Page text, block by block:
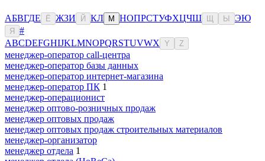
АБВГДЕ Ё ЖЗИ Й КЛ М НОПРСТУФХЦЧШ Ы ЭЮ
Я
#
ABCDEFGHIJKLMNOPQRSTUVWX Y Z
менеджер-оператор call-центра
менеджер-оператор базы данных
менеджер-оператор интернет-магазина
менеджер-оператор ПК 1
менеджер-операционист
менеджер оптово-розничных продаж
менеджер оптовых продаж
менеджер оптовых продаж строительных материалов
менеджер-организатор
менеджер отдела 1